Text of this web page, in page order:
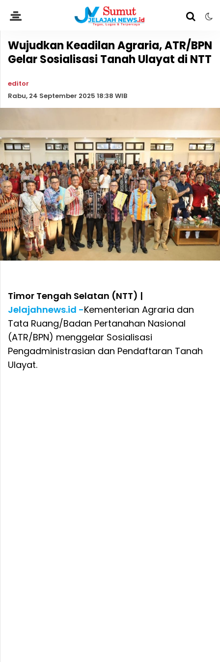
Wujudkan Keadilan Agraria, ATR/BPN
Gelar Sosialisasi Tanah Ulayat di NTT
editor
Rabu, 24 September 2025 18:38 WIB
Timor Tengah Selatan (NTT) |
Jelajahnews.id -Kementerian Agraria dan
Tata Ruang/Badan Pertanahan Nasional
(ATR/BPN) menggelar Sosialisasi
Pengadministrasian dan Pendaftaran Tanah
Ulayat.